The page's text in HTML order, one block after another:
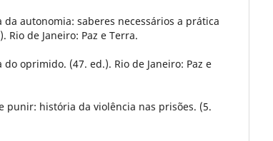
da autonomia: saberes necessários a prática
Rio de Janeiro: Paz e Terra.
do oprimido. (47. ed.). Rio de Janeiro: Paz e
punir: história da violência nas prisões. (5.